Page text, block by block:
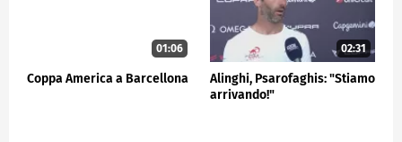
01:06
Coppa America a Barcellona
02:31
Alinghi, Psarofaghis: "Stiamo
arrivando!"